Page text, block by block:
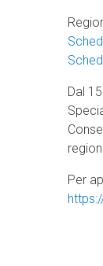
Dal
Per